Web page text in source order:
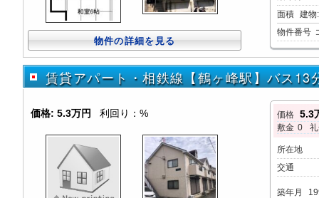
物件の詳細を見る
面積 建物
物件番号
賃貸アパート・相鉄線【鶴ヶ峰駅】バス
価格: 5.3万円 利回り：% 価格 5.3
敷金 0
所在地
交通
築年月